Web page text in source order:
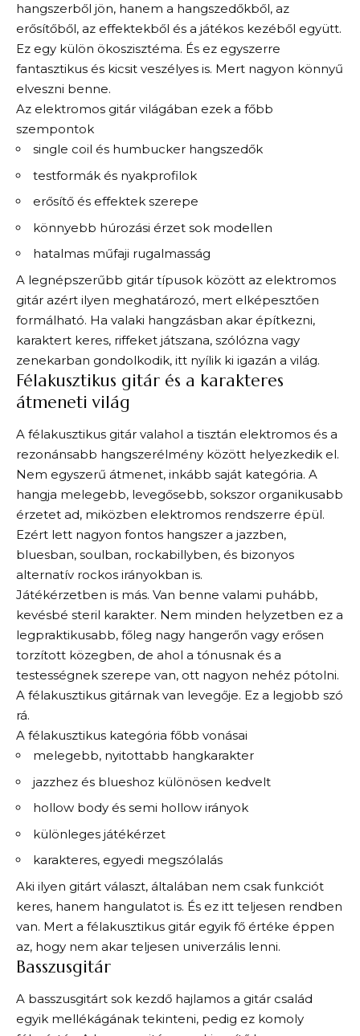
hangszerből jön, hanem a hangszedőkből, az
erősítőből, az effektekből és a játékos kezéből együtt.
Ez egy külön ökoszisztéma. És ez egyszerre
fantasztikus és kicsit veszélyes is. Mert nagyon könnyű
elveszni benne.
Az elektromos gitár világában ezek a főbb
szempontok
single coil és humbucker hangszedők
testformák és nyakprofilok
erősítő és effektek szerepe
könnyebb húrozási érzet sok modellen
hatalmas műfaji rugalmasság
A legnépszerűbb gitár típusok között az elektromos
gitár azért ilyen meghatározó, mert elképesztően
formálható. Ha valaki hangzásban akar építkezni,
karaktert keres, riffeket játszana, szólózna vagy
zenekarban gondolkodik, itt nyílik ki igazán a világ.
Félakusztikus gitár és a karakteres
átmeneti világ
A félakusztikus gitár valahol a tisztán elektromos és a
rezonánsabb hangszerélmény között helyezkedik el.
Nem egyszerű átmenet, inkább saját kategória. A
hangja melegebb, levegősebb, sokszor organikusabb
érzetet ad, miközben elektromos rendszerre épül.
Ezért lett nagyon fontos hangszer a jazzben,
bluesban, soulban, rockabillyben, és bizonyos
alternatív rockos irányokban is.
Játékérzetben is más. Van benne valami puhább,
kevésbé steril karakter. Nem minden helyzetben ez a
legpraktikusabb, főleg nagy hangerőn vagy erősen
torzított közegben, de ahol a tónusnak és a
testességnek szerepe van, ott nagyon nehéz pótolni.
A félakusztikus gitárnak van levegője. Ez a legjobb szó
rá.
A félakusztikus kategória főbb vonásai
melegebb, nyitottabb hangkarakter
jazzhez és blueshoz különösen kedvelt
hollow body és semi hollow irányok
különleges játékérzet
karakteres, egyedi megszólalás
Aki ilyen gitárt választ, általában nem csak funkciót
keres, hanem hangulatot is. És ez itt teljesen rendben
van. Mert a félakusztikus gitár egyik fő értéke éppen
az, hogy nem akar teljesen univerzális lenni.
Basszusgitár
A basszusgitárt sok kezdő hajlamos a gitár család
egyik mellékágának tekinteni, pedig ez komoly